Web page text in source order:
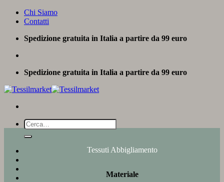
Salta
Chi Siamo
Contatti
Spedizione gratuita in Italia a partire da 99 euro
Spedizione gratuita in Italia a partire da 99 euro
Cerca:
Tessuti Abbigliamento
Materiale